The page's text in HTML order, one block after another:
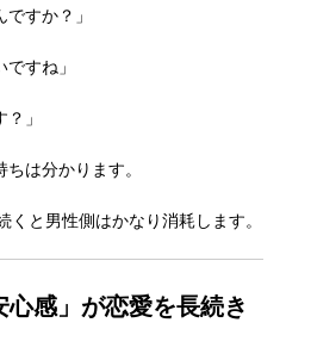
ですか？」
すね」
」
は分かります。
くと男性側はかなり消耗します。
感」が恋愛を長続き